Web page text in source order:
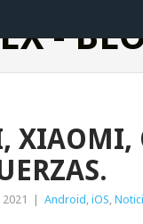
-
XIAOMI,
Android , iOS,